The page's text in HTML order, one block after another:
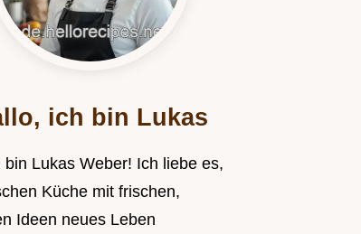
ich bin Lukas
bin Lukas Weber! Ich liebe es,
Küche mit frischen,
Ideen neues Leben